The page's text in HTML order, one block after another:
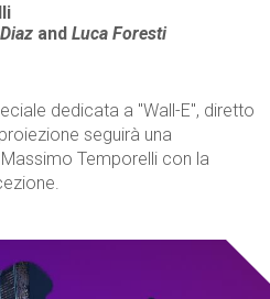
andLuca Foresti
dedicata a "Wall-E", diretto
seguirà una
Temporelli con la